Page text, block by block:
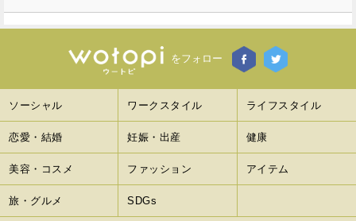
をフォロー
ソーシャル ワークスタイル ライフスタイル
恋愛・結婚 妊娠・出産 健康
美容・コスメ ファッション アイテム
旅・グルメ SDGs